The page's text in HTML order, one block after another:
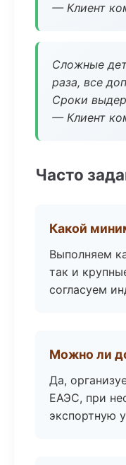
— Клиент
Сложные
раза, все
Сроки
— Клиент
Часто
Какой
Выполняем
так и
согласуем
Можно ли
Да,
ЕАЭС, при
экспортную